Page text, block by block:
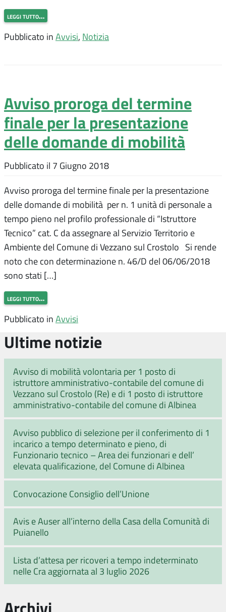
leggi tutto…
Pubblicato in Avvisi, Notizia
Avviso proroga del termine
finale per la presentazione
delle domande di mobilità
Pubblicato il 7 Giugno 2018
Avviso proroga del termine finale per la presentazione
delle domande di mobilità per n. 1 unità di personale a
tempo pieno nel profilo professionale di “Istruttore
Tecnico” cat. C da assegnare al Servizio Territorio e
Ambiente del Comune di Vezzano sul Crostolo Si rende
noto che con determinazione n. 46/D del 06/06/2018
sono stati […]
leggi tutto…
Pubblicato in Avvisi
Ultime notizie
Avviso di mobilità volontaria per 1 posto di
istruttore amministrativo-contabile del comune di
Vezzano sul Crostolo (Re) e di 1 posto di istruttore
amministrativo-contabile del comune di Albinea
Avviso pubblico di selezione per il conferimento di 1
incarico a tempo determinato e pieno, di
Funzionario tecnico – Area dei funzionari e dell’
elevata qualificazione, del Comune di Albinea
Convocazione Consiglio dell’Unione
Avis e Auser all’interno della Casa della Comunità di
Puianello
Lista d’attesa per ricoveri a tempo indeterminato
nelle Cra aggiornata al 3 luglio 2026